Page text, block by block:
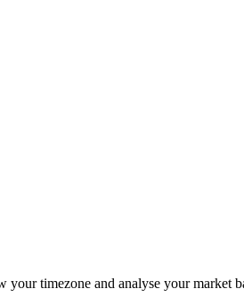
your timezone and analyse your market